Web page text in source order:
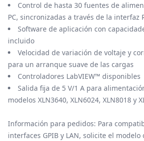
Control de hasta 30 fuentes de
PC, sincronizadas a través de la interfaz
Software de aplicación con
incluido
Velocidad de variación de voltaje y
para un arranque suave de las cargas
Controladores LabVIEW™ disponibles
Salida fija de 5 V/1 A para
modelos XLN3640, XLN6024, XLN8018 y
Información para pedidos: Para
interfaces GPIB y LAN, solicite el modelo